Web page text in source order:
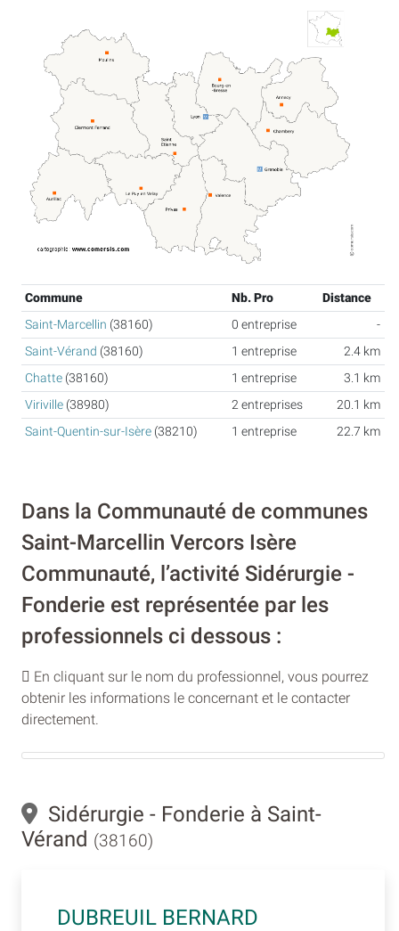
Commune Nb. Pro
Distance
Saint-Marcellin (38160) 0 entreprise
-
Saint-Vérand (38160) 1 entreprise
2.4 km
Chatte (38160) 1 entreprise
3.1 km
Viriville (38980) 2 entreprises
20.1 km
Saint-Quentin-sur-Isère (38210) 1 entreprise 22.7 km
Dans la Communauté de communes
Saint-Marcellin Vercors Isère
Communauté, l’activité Sidérurgie -
Fonderie est représentée par les
professionnels ci dessous :
En cliquant sur le nom du professionnel, vous pourrez
obtenir les informations le concernant et le contacter
directement.
Sidérurgie - Fonderie à Saint-
Vérand (38160)
DUBREUIL BERNARD